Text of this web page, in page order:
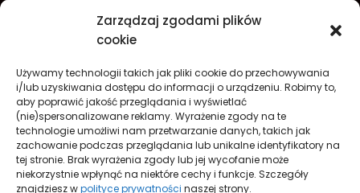
Zarządzaj zgodami plików
cookie
Używamy technologii takich jak pliki cookie do przechowywania
i/lub uzyskiwania dostępu do informacji o urządzeniu. Robimy to,
aby poprawić jakość przeglądania i wyświetlać
(nie)spersonalizowane reklamy. Wyrażenie zgody na te
technologie umożliwi nam przetwarzanie danych, takich jak
zachowanie podczas przeglądania lub unikalne identyfikatory na
tej stronie. Brak wyrażenia zgody lub jej wycofanie może
niekorzystnie wpłynąć na niektóre cechy i funkcje. Szczegóły
znajdziesz wpolityce prywatności naszej strony.
Wydarzenia w Koszalinie
Sport w Koszalinie
Finanse i inwestycje
Dom i ogród
Turystyka
Lifestyle
O nas
Redakcja
Reklama
Kontakt
Prywatność
Polityka prywatności Cookies (EU)